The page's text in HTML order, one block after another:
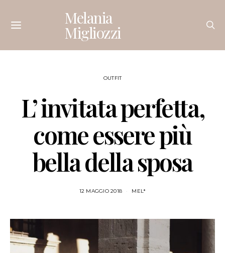
Melania
Migliozzi
OUTFIT
L’ invitata perfetta,
come essere più
bella della sposa
12 MAGGIO 2018 MEL*